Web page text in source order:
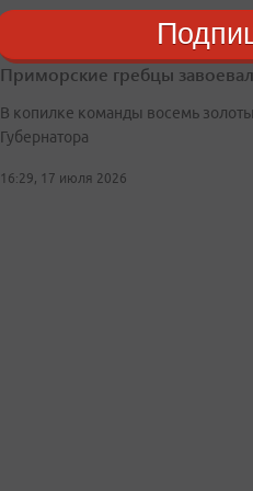
Приморские гребцы
В копилке команды восемь
Губернатора
16:29, 17 июля 2026